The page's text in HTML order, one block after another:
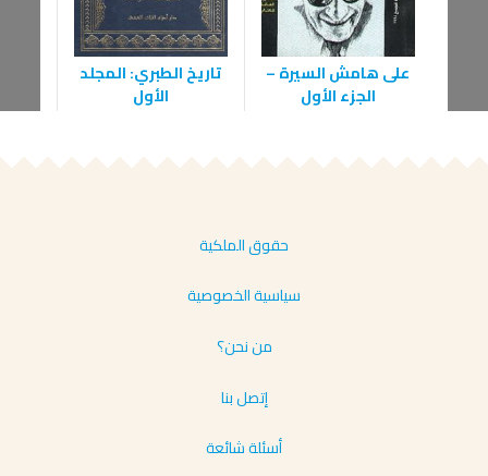
على هامش السيرة –
الجزء الأول
تاريخ الطبري: المجلد
الأول
حقوق الملكية
سياسية الخصوصية
من نحن؟
إتصل بنا
أسئلة شائعة